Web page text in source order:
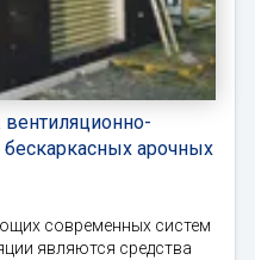
бескаркасных арочных
современных систем
являются средства